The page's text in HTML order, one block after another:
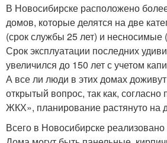
В Новосибирске расположено
домов, которые делятся на две
(срок службы 25 лет) и несносимые
Срок эксплуатации последних
увеличился до 150 лет с учетом
А все ли люди в этих домах
открытый вопрос, так как,
ЖКХ», планирование растянуто на
Всего в Новосибирске